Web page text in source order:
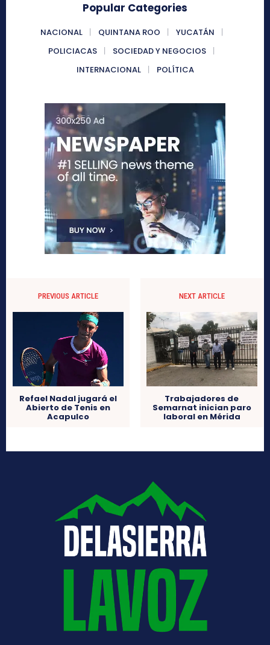
Popular Categories
NACIONAL QUINTANA ROO
YUCATÁN
POLICIACAS
SOCIEDAD Y NEGOCIOS
INTERNACIONAL
POLÍTICA
PREVIOUS ARTICLE
Refael Nadal jugará el
Abierto de Tenis en
Acapulco
NEXT ARTICLE
Trabajadores de
Semarnat inician paro
laboral en Mérida